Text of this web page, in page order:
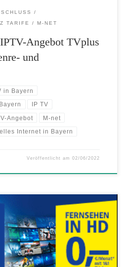
TARIFE
M-NET
Angebot TVplus
und
in Bayern
IP TV
Angebot M-net
Internet in Bayern
Veröffentlicht am02/06/2022
jetzt mit HD-Fernsehen inklusive.
bekommen 1&1 DSL
IPTV-Angebot mit über 50
Vertrag ab 9,99 Euro. 1&1 HD-